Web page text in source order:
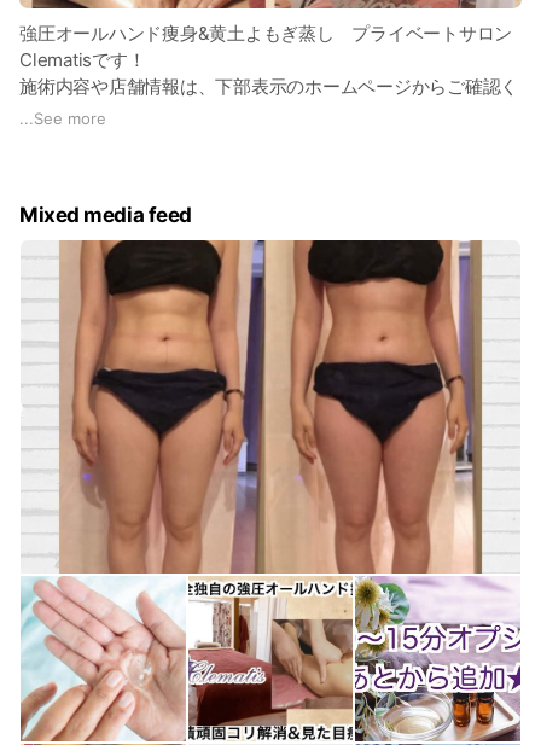
強圧オールハンド痩身&黄土よもぎ蒸し プライベートサロン
Clematisです！
施術内容や店舗情報は、下部表示のホームページからご確認く
ださい✨
...See more
Mixed media feed